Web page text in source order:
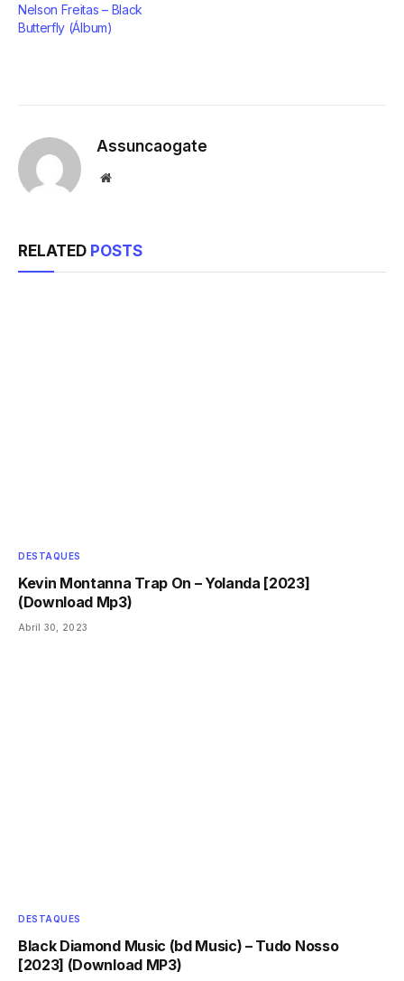
Nelson Freitas – Black
Butterfly (Álbum)
Assuncaogate
Website
RELATED POSTS
DESTAQUES
Kevin Montanna Trap On – Yolanda [2023]
(Download Mp3)
Abril 30, 2023
DESTAQUES
Black Diamond Music (bd Music) – Tudo Nosso
[2023] (Download MP3)